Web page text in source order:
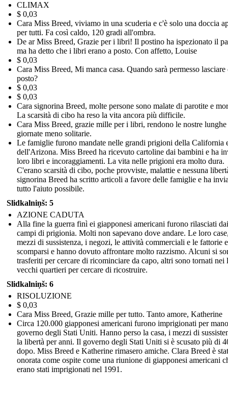
CLIMAX
$ 0,03
Cara Miss Breed, viviamo in una scuderia e c'è solo una doccia
per tutti. Fa così caldo, 120 gradi all'ombra.
De ar Miss Breed, Grazie per i libri! Il postino ha ispezionato il
ma ha detto che i libri erano a posto. Con affetto, Louise
$ 0,03
Cara Miss Breed, Mi manca casa. Quando sarà permesso lasciare
posto?
$ 0,03
$ 0,03
Cara signorina Breed, molte persone sono malate di parotite e
La scarsità di cibo ha reso la vita ancora più difficile.
Cara Miss Breed, grazie mille per i libri, rendono le nostre lunghe
giornate meno solitarie.
Le famiglie furono mandate nelle grandi prigioni della California
dell'Arizona. Miss Breed ha ricevuto cartoline dai bambini e ha
loro libri e incoraggiamenti. La vita nelle prigioni era molto dura.
C'erano scarsità di cibo, poche provviste, malattie e nessuna
signorina Breed ha scritto articoli a favore delle famiglie e ha
tutto l'aiuto possibile.
Slidkalniņš: 5
AZIONE CADUTA
Alla fine la guerra finì ei giapponesi americani furono rilasciati dai
campi di prigionia. Molti non sapevano dove andare. Le loro
mezzi di sussistenza, i negozi, le attività commerciali e le fattorie
scomparsi e hanno dovuto affrontare molto razzismo. Alcuni si
trasferiti per cercare di ricominciare da capo, altri sono tornati nei
vecchi quartieri per cercare di ricostruire.
Slidkalniņš: 6
RISOLUZIONE
$ 0,03
Cara Miss Breed, Grazie mille per tutto. Tanto amore, Katherine
Circa 120.000 giapponesi americani furono imprigionati per
governo degli Stati Uniti. Hanno perso la casa, i mezzi di
la libertà per anni. Il governo degli Stati Uniti si è scusato più di
dopo. Miss Breed e Katherine rimasero amiche. Clara Breed è
onorata come ospite come una riunione di giapponesi americani
erano stati imprigionati nel 1991.